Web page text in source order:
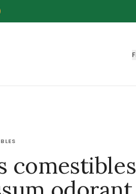
comestibles